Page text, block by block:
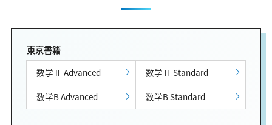
東京書籍
数学Ⅱ Advanced
数学Ⅱ Standard
数学B Advanced
数学B Standard